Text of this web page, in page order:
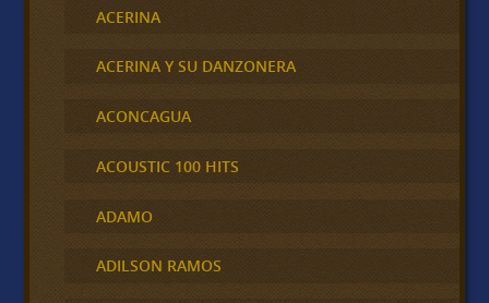
ACERINA
ACERINA Y SU DANZONERA
ACONCAGUA
ACOUSTIC 100 HITS
ADAMO
ADILSON RAMOS